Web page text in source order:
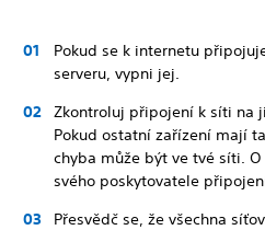
Pokud se k internetu
serveru, vypni jej.
Zkontroluj připojení k síti na
Pokud ostatní zařízení mají
chyba může být ve tvé síti.
svého poskytovatele
Přesvědč se, že všechna